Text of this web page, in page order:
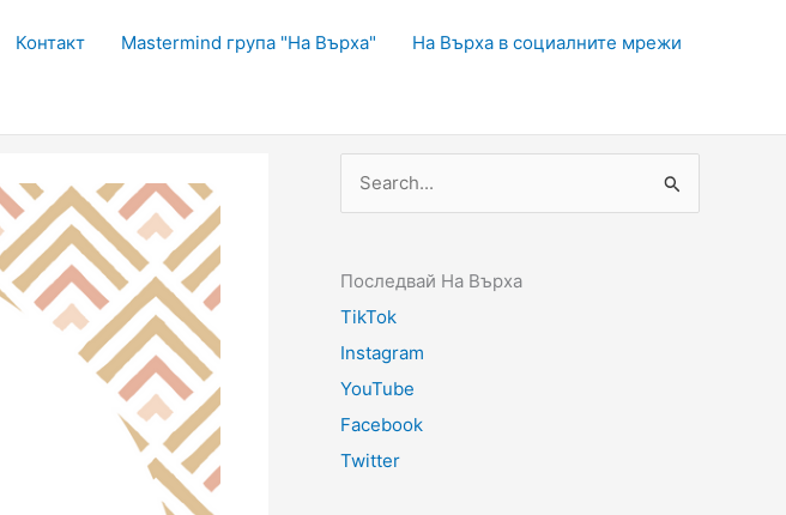
Контакт Mastermind група "На Върха" На Върха в социалните мрежи
Последвай На Върха
TikTok
Instagram
YouTube
Facebook
Twitter